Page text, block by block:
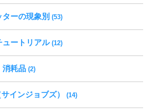
ーの現象別 (53)
ュートリアル(12)
消耗品 (2)
インジョブズ） (14)